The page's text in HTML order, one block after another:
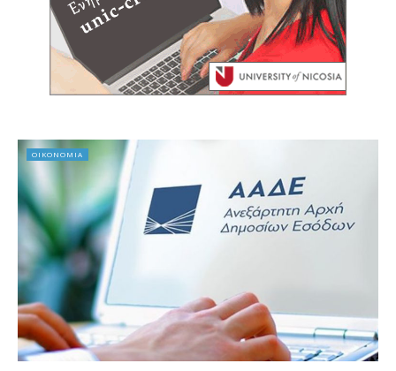
ΟΙΚΟΝΟΜΙΑ